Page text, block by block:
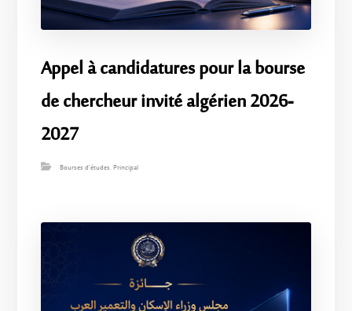
Appel à candidatures pour la bourse
de chercheur invité algérien 2026-
2027
Bourses d'études,Principal